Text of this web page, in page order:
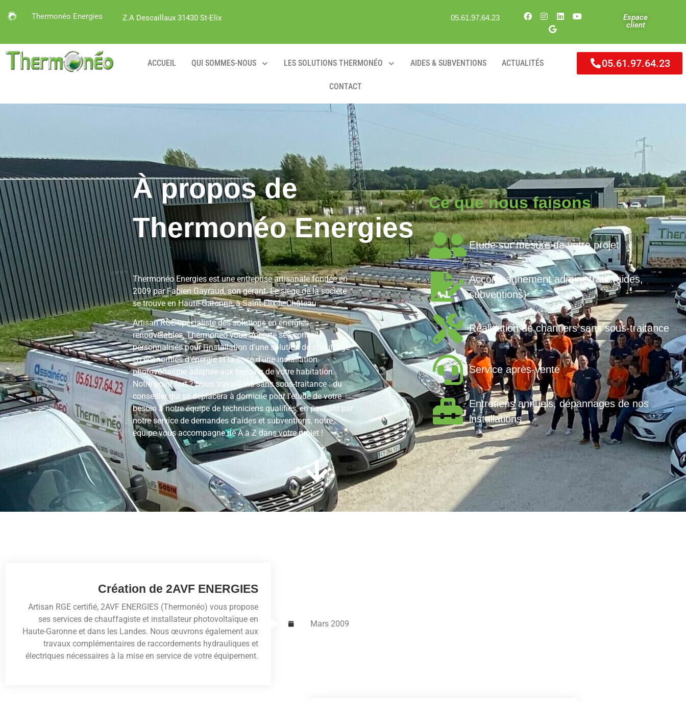
Thermonéo Energies Z.A Descaillaux 31430 St-Elix 05.61.97.64.23
Espace
client
ACCUEIL QUI SOMMES-NOUS LES SOLUTIONS THERMONÉO AIDES & SUBVENTIONS ACTUALITÉS
CONTACT
05.61.97.64.23
À propos de
Thermonéo Energies
Thermonéo Energies est une entreprise artisanale fondée en
2009 par Fabien Gayraud, son gérant. Le siège de la société
se trouve en Haute-Garonne, à Saint-Elix-le-Château.
Artisan RGE spécialiste des solutions en énergies
renouvelables, Thermonéo vous apporte ses conseils
personnalisés pour l’installation d’une solution de chauffage
en économies d’énergie et la pose d’une installation
photovoltaïque adaptée aux besoins de votre habitation.
Notre point fort ? Nous travaillons sans sous-traitance : du
conseiller qui se déplacera à domicile pour l’étude de votre
besoin à notre équipe de techniciens qualifiés, en passant par
notre service de demandes d’aides et subventions, notre
équipe vous accompagne de A à Z dans votre projet !
Etude sur mesure de votre projet
Accompagnement administratif (aides,
subventions)
Réalisation de chantiers sans sous-traitance
Service après-vente
Entretiens annuels, dépannages de nos
installations
Ce que nous faisons
Création de 2AVF ENERGIES
Artisan RGE certifié, 2AVF ENERGIES (Thermonéo) vous propose
ses services de chauffagiste et installateur photovoltaïque en
Haute-Garonne et dans les Landes. Nous œuvrons également aux
travaux complémentaires de raccordements hydrauliques et
électriques nécessaires à la mise en service de votre équipement.
Mars 2009